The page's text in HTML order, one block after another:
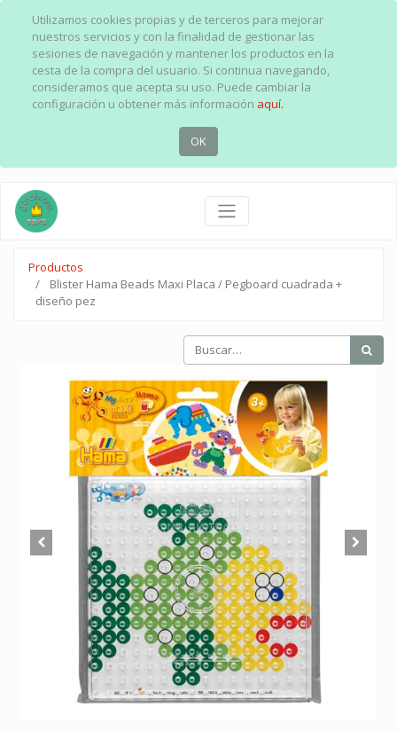
Utilizamos cookies propias y de terceros para mejorar
nuestros servicios y con la finalidad de gestionar las
sesiones de navegación y mantener los productos en la
cesta de la compra del usuario. Si continua navegando,
consideramos que acepta su uso. Puede cambiar la
configuración u obtener más información aquí.
OK
Productos
Blister Hama Beads Maxi Placa / Pegboard cuadrada +
diseño pez